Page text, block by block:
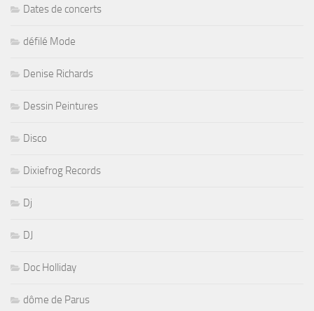
Dates de concerts
défilé Mode
Denise Richards
Dessin Peintures
Disco
Dixiefrog Records
Dj
DJ
Doc Holliday
dôme de Parus